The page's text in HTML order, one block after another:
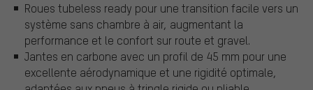
Roues tubeless ready pour une transition facile vers un
système sans chambre à air, augmentant la
performance et le confort sur route et gravel.
Jantes en carbone avec un profil de 45 mm pour une
excellente aérodynamique et une rigidité optimale,